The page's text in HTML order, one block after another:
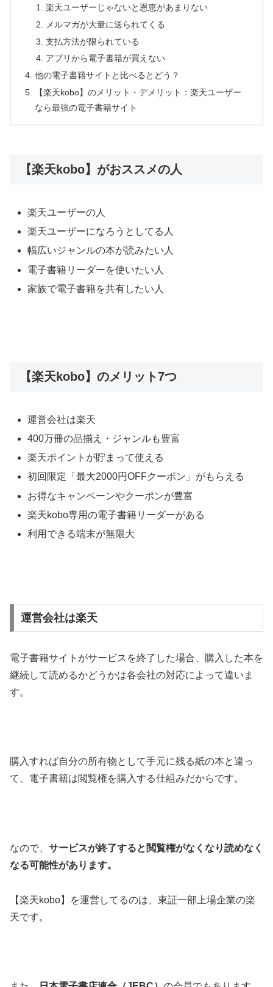
楽天ユーザーじゃないと恩恵があまりない
メルマガが大量に送られてくる
支払方法が限られている
アプリから電子書籍が買えない
他の電子書籍サイトと比べるとどう？
【楽天kobo】のメリット・デメリット：楽天ユーザー
なら最強の電子書籍サイト
【楽天kobo】がおススメの人
楽天ユーザーの人
楽天ユーザーになろうとしてる人
幅広いジャンルの本が読みたい人
電子書籍リーダーを使いたい人
家族で電子書籍を共有したい人
【楽天kobo】のメリット7つ
運営会社は楽天
400万冊の品揃え・ジャンルも豊富
楽天ポイントが貯まって使える
初回限定「最大2000円OFFクーポン」がもらえる
お得なキャンペーンやクーポンが豊富
楽天kobo専用の電子書籍リーダーがある
利用できる端末が無限大
運営会社は楽天
電子書籍サイトがサービスを終了した場合、購入した本を
継続して読めるかどうかは各会社の対応によって違いま
す。
購入すれば自分の所有物として手元に残る紙の本と違っ
て、 電子書籍は閲覧権を購入する仕組みだからです。
なので、 サービスが終了すると閲覧権がなくなり読めなく
なる可能性があります。
【楽天kobo】を運営してるのは、東証一部上場企業の楽
天です。